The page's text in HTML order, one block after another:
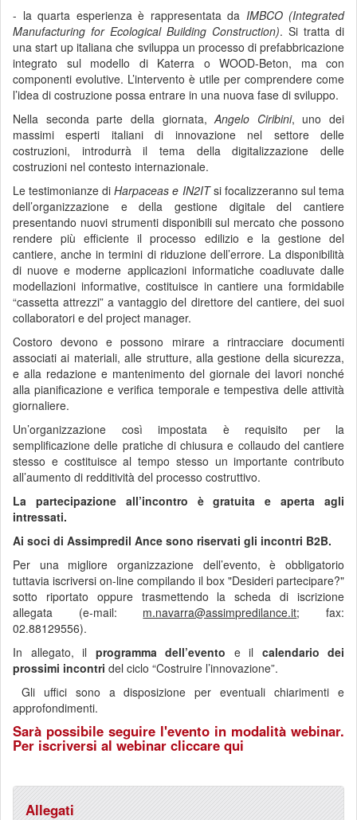
- la quarta esperienza è rappresentata da IMBCO (Integrated
Manufacturing for Ecological Building Construction). Si tratta di
una start up italiana che sviluppa un processo di prefabbricazione
integrato sul modello di Katerra o WOOD-Beton, ma con
componenti evolutive. L’intervento è utile per comprendere come
l’idea di costruzione possa entrare in una nuova fase di sviluppo.
Nella seconda parte della giornata,Angelo Ciribini, uno dei
massimi esperti italiani di innovazione nel settore delle
costruzioni, introdurrà il tema della digitalizzazione delle
costruzioni nel contesto internazionale.
Le testimonianze diHarpaceas e IN2ITsi focalizzeranno sul tema
dell’organizzazione e della gestione digitale del cantiere
presentando nuovi strumenti disponibili sul mercato che possono
rendere più efficiente il processo edilizio e la gestione del
cantiere, anche in termini di riduzione dell’errore. La disponibilità
di nuove e moderne applicazioni informatiche coadiuvate dalle
modellazioni informative, costituisce in cantiere una formidabile
“cassetta attrezzi” a vantaggio del direttore del cantiere, dei suoi
collaboratori e del project manager.
Costoro devono e possono mirare a rintracciare documenti
associati ai materiali, alle strutture, alla gestione della sicurezza,
e alla redazione e mantenimento del giornale dei lavori nonché
alla pianificazione e verifica temporale e tempestiva delle attività
giornaliere.
Un’organizzazione così impostata è requisito per la
semplificazione delle pratiche di chiusura e collaudo del cantiere
stesso e costituisce al tempo stesso un importante contributo
all’aumento di redditività del processo costruttivo.
La partecipazione all’incontro è gratuita e aperta agli
intressati.
Ai soci di Assimpredil Ance sono riservati gli incontri B2B.
Per una migliore organizzazione dell’evento, è obbligatorio
tuttavia iscriversi on-line compilando il box "Desideri partecipare?"
sotto riportato oppure trasmettendo la scheda di iscrizione
allegata (e-mail: m.navarra@assimpredilance.it; fax:
02.88129556).
In allegato, il programma dell’evento e il calendario dei
prossimi incontri del ciclo “Costruire l’innovazione”.
Gli uffici sono a disposizione per eventuali chiarimenti e
approfondimenti.
Sarà possibile seguire l'evento in modalità webinar.
Per iscriversi al webinar cliccare qui
Allegati